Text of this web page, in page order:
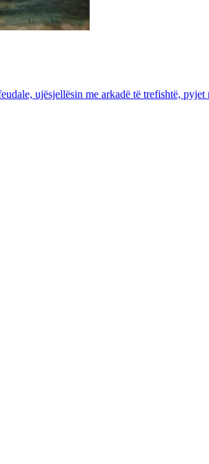
ujësjellësin me arkadë të trefishtë,